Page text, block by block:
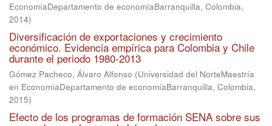
EconomíaDepartamento de economíaBarranquilla, Colombia,
2014)
Diversificación de exportaciones y crecimiento
económico. Evidencia empírica para Colombia y Chile
durante el periodo 1980-2013
Gómez Pacheco, Álvaro Alfonso (Universidad del NorteMaestría
en EconomíaDepartamento de economíaBarranquilla, Colombia,
2015)
Efecto de los programas de formación SENA sobre sus